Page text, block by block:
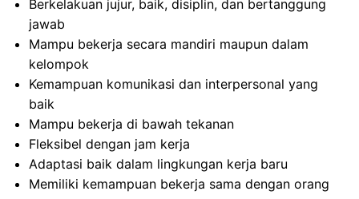
Berkelakuan jujur, baik, disiplin, dan bertanggung
jawab
Mampu bekerja secara mandiri maupun dalam
kelompok
Kemampuan komunikasi dan interpersonal yang
baik
Mampu bekerja di bawah tekanan
Fleksibel dengan jam kerja
Adaptasi baik dalam lingkungan kerja baru
Memiliki kemampuan bekerja sama dengan orang